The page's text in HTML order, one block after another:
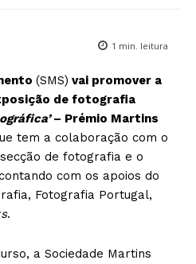
1 min. leitura
(SMS) vai promover a
de fotografia
– Prémio Martins
tem a colaboração com o
de fotografia e o
com os apoios do
Fotografia Portugal,
.
a Sociedade Martins